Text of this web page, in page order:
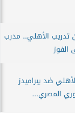
تدريب الأهلي.. مدرب
الفوز
ضد بيراميدز
المصري...